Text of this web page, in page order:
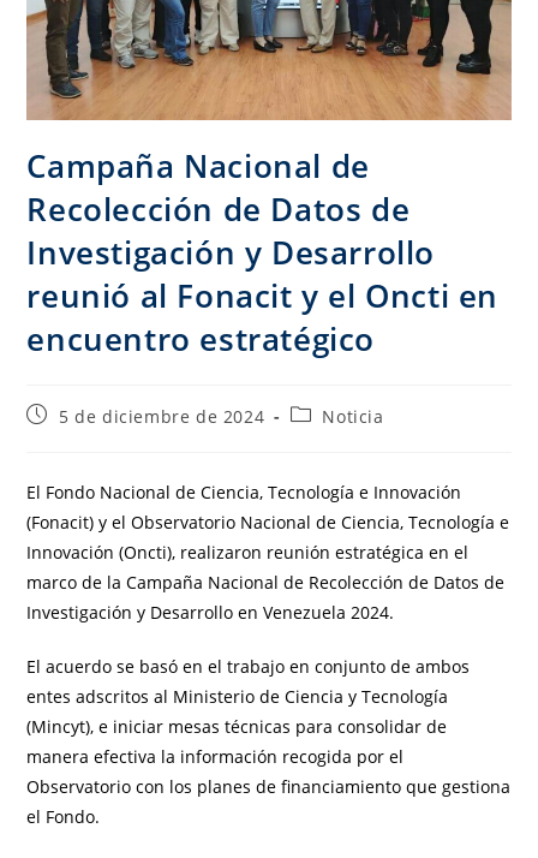
Campaña Nacional de
Recolección de Datos de
Investigación y Desarrollo
reunió al Fonacit y el Oncti en
encuentro estratégico
5 de diciembre de 2024 Noticia
El Fondo Nacional de Ciencia, Tecnología e Innovación
(Fonacit) y el Observatorio Nacional de Ciencia, Tecnología e
Innovación (Oncti), realizaron reunión estratégica en el
marco de la Campaña Nacional de Recolección de Datos de
Investigación y Desarrollo en Venezuela 2024.
El acuerdo se basó en el trabajo en conjunto de ambos
entes adscritos al Ministerio de Ciencia y Tecnología
(Mincyt), e iniciar mesas técnicas para consolidar de
manera efectiva la información recogida por el
Observatorio con los planes de financiamiento que gestiona
el Fondo.